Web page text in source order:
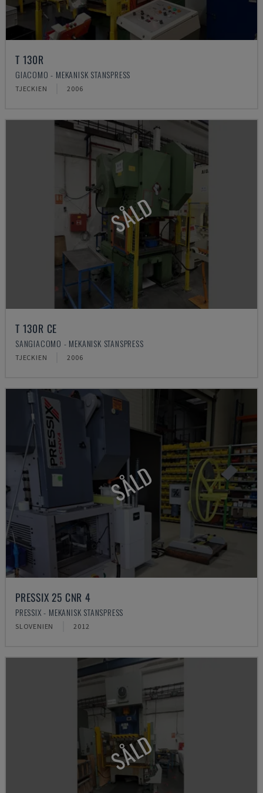
T 130R
GIACOMO - MEKANISK STANSPRESS
TJECKIEN 2006
SÅLD
T 130R CE
SANGIACOMO - MEKANISK STANSPRESS
TJECKIEN 2006
SÅLD
PRESSIX 25 CNR 4
PRESSIX - MEKANISK STANSPRESS
SLOVENIEN 2012
SÅLD